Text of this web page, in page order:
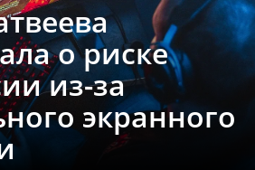
о риске
из-за
экранного